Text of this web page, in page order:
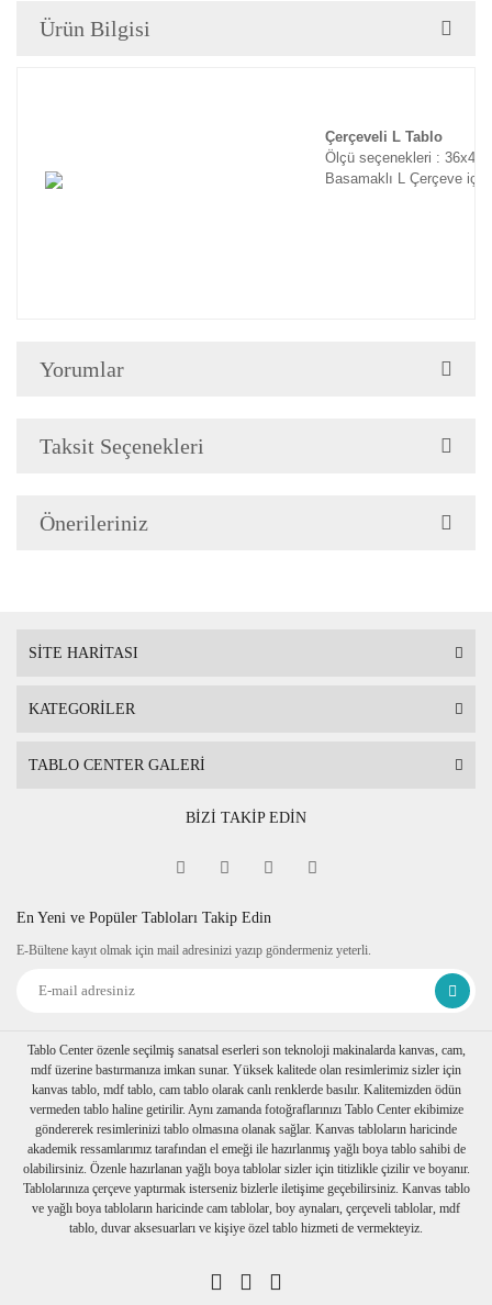
Ürün Bilgisi
Çerçeveli L Tablo
Ölçü seçenekleri :
Basamaklı L Çerçeve
Nakliye sırasında hasar
Yorumlar
Taksit Seçenekleri
Önerileriniz
SİTE HARİTASI
KATEGORİLER
TABLO CENTER GALERİ
BİZİ TAKİP EDİN
En Yeni ve Popüler Tabloları Takip Edin
E-Bültene kayıt olmak için mail adresinizi yazıp göndermeniz yeterli.
Tablo Center özenle seçilmiş sanatsal eserleri son teknoloji makinalarda kanvas, cam,
mdf üzerine bastırmanıza imkan sunar. Yüksek kalitede olan resimlerimiz sizler için
kanvas tablo, mdf tablo, cam tablo olarak canlı renklerde basılır. Kalitemizden ödün
vermeden tablo haline getirilir. Aynı zamanda fotoğraflarınızı Tablo Center ekibimize
göndererek resimlerinizi tablo olmasına olanak sağlar. Kanvas tabloların haricinde
akademik ressamlarımız tarafından el emeği ile hazırlanmış yağlı boya tablo sahibi de
olabilirsiniz. Özenle hazırlanan yağlı boya tablolar sizler için titizlikle çizilir ve boyanır.
Tablolarınıza çerçeve yaptırmak isterseniz bizlerle iletişime geçebilirsiniz. Kanvas tablo
ve yağlı boya tabloların haricinde cam tablolar, boy aynaları, çerçeveli tablolar, mdf
tablo, duvar aksesuarları ve kişiye özel tablo hizmeti de vermekteyiz.